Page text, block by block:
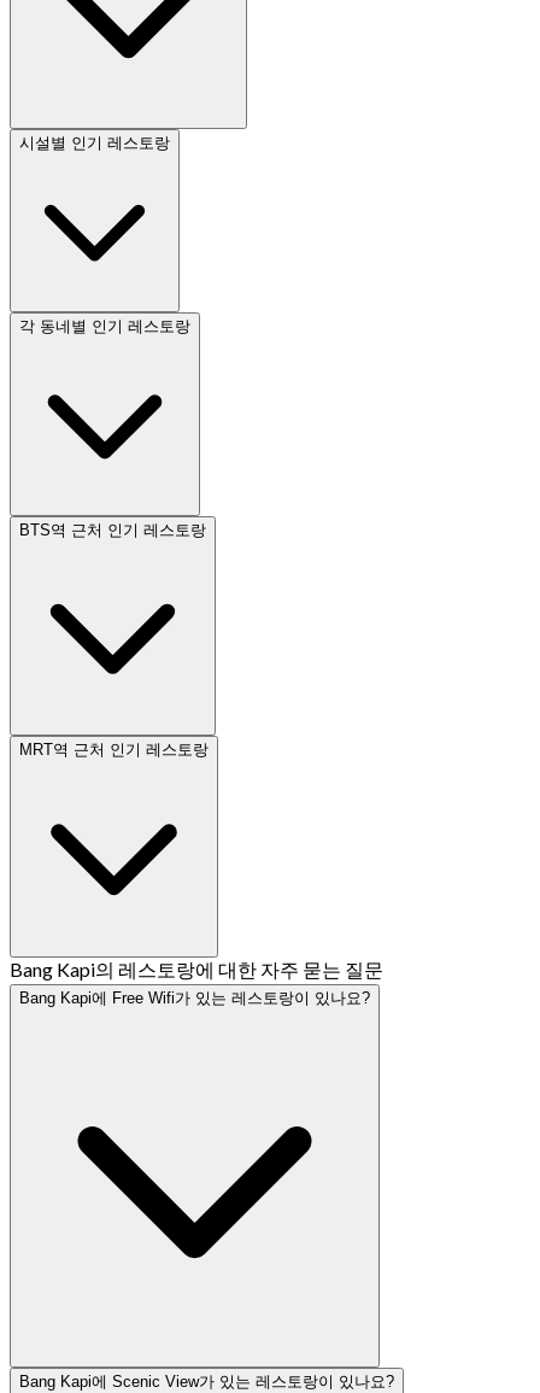
시설별 인기 레스토랑
각 동네별 인기 레스토랑
BTS역 근처 인기 레스토랑
MRT역 근처 인기 레스토랑
Bang Kapi의 레스토랑에 대한 자주 묻는 질문
Bang Kapi에 Free Wifi가 있는 레스토랑이 있나요?
Bang Kapi에 Scenic View가 있는 레스토랑이 있나요?